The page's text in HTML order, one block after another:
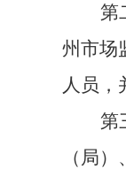
第
州市场
人员，
第
（局）、